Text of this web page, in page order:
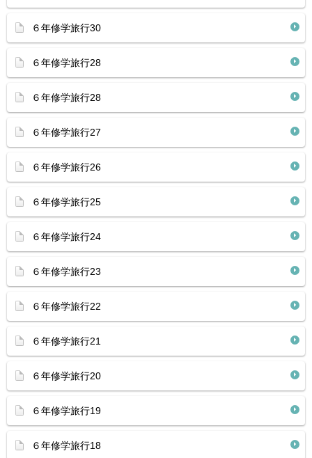
６年修学旅行30
６年修学旅行28
６年修学旅行28
６年修学旅行27
６年修学旅行26
６年修学旅行25
６年修学旅行24
６年修学旅行23
６年修学旅行22
６年修学旅行21
６年修学旅行20
６年修学旅行19
６年修学旅行18